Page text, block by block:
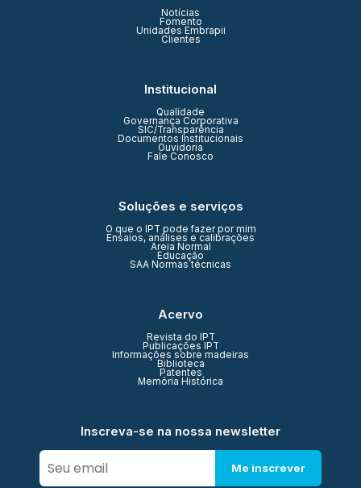
Notícias
Fomento
Unidades Embrapii
Clientes
Institucional
Qualidade
Governança Corporativa
SIC/Transparência
Documentos Institucionais
Ouvidoria
Fale Conosco
Soluções e serviços
O que o IPT pode fazer por mim
Ensaios, análises e calibrações
Areia Normal
Educação
SAA Normas técnicas
Acervo
Revista do IPT
Publicações IPT
Informações sobre madeiras
Biblioteca
Patentes
Memória Histórica
Inscreva-se na nossa newsletter
Me inscrever